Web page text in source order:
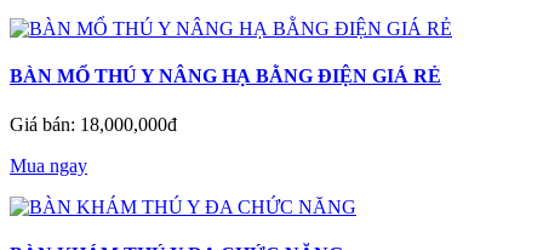
BÀN MỔ THÚ Y NÂNG HẠ BẰNG ĐIỆN GIÁ RẺ
Giá bán: 18,000,000đ
Mua ngay